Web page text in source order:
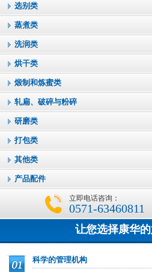
选别类
蒸煮类
洗润类
烘干类
煅制和炼蜜类
轧扁、破碎与粉碎
研磨类
打包类
其他类
产品配件
立即电话咨询：
0571-63460811
让您选择康华
科学的管理机构